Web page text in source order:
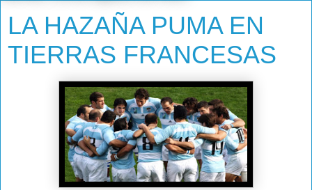
LA HAZAÑA PUMA EN
TIERRAS FRANCESAS